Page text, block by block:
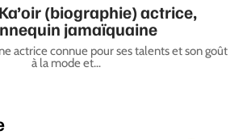
(biographie) actrice,
jamaïquaine
actrice connue pour ses talents et son goût
à la mode et…